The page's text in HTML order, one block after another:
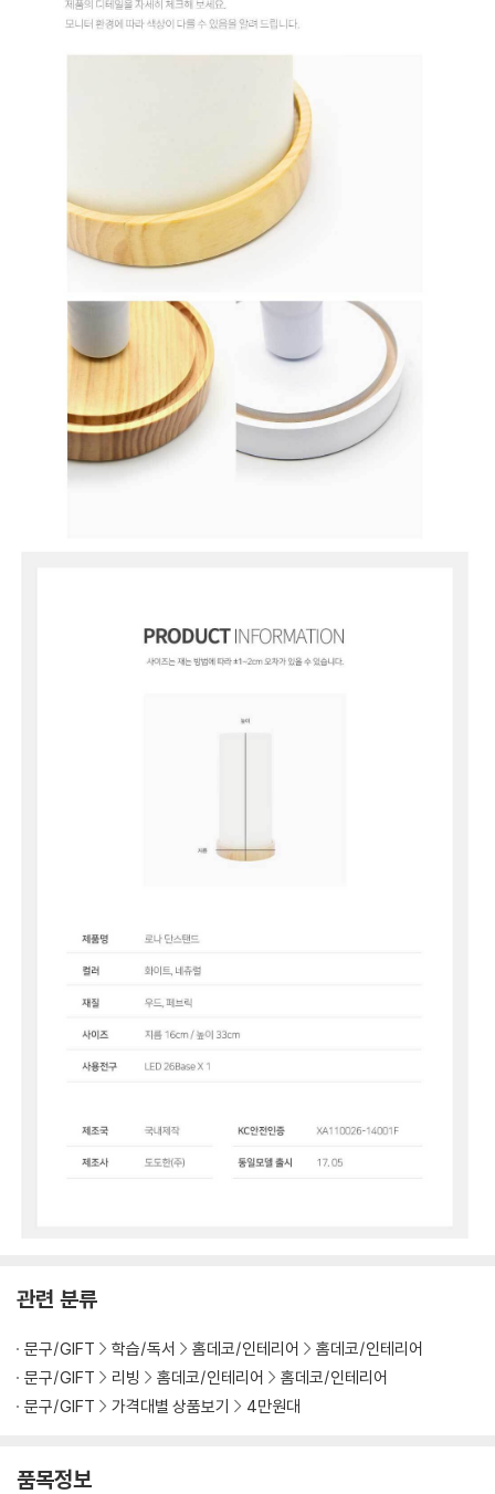
관련 분류
문구/GIFT 학습/독서 홈데코/인테리어
홈데코/인테리어
문구/GIFT
리빙 홈데코/인테리어
홈데코/인테리어
문구/GIFT
가격대별 상품보기 4만원대
품목정보